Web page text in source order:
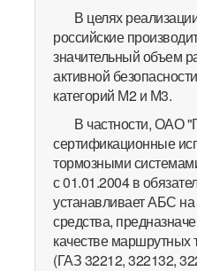
В целях
российские
значительный объем
активной
категорий М2 и М3.
В частности, ОАО
сертификационные
тормозными
с 01.01.2004 в
устанавливает АБС
средства,
качестве маршрутных
(ГАЗ 32212, 322132,